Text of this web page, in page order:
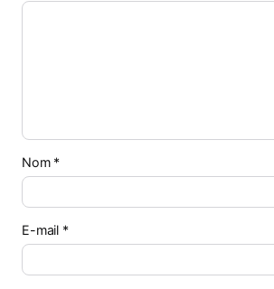
Nom *
E-mail *